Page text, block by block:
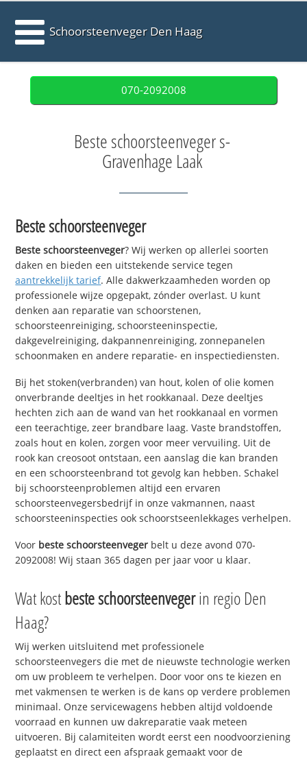
Schoorsteenveger Den Haag
070-2092008
Beste schoorsteenveger s-
Gravenhage Laak
Beste schoorsteenveger
Beste schoorsteenveger? Wij werken op allerlei soorten
daken en bieden een uitstekende service tegen
aantrekkelijk tarief. Alle dakwerkzaamheden worden op
professionele wijze opgepakt, zónder overlast. U kunt
denken aan reparatie van schoorstenen,
schoorsteenreiniging, schoorsteeninspectie,
dakgevelreiniging, dakpannenreiniging, zonnepanelen
schoonmaken en andere reparatie- en inspectiediensten.
Bij het stoken(verbranden) van hout, kolen of olie komen
onverbrande deeltjes in het rookkanaal. Deze deeltjes
hechten zich aan de wand van het rookkanaal en vormen
een teerachtige, zeer brandbare laag. Vaste brandstoffen,
zoals hout en kolen, zorgen voor meer vervuiling. Uit de
rook kan creosoot ontstaan, een aanslag die kan branden
en een schoorsteenbrand tot gevolg kan hebben. Schakel
bij schoorsteenproblemen altijd een ervaren
schoorsteenvegersbedrijf in onze vakmannen, naast
schoorsteeninspecties ook schoorstseenlekkages verhelpen.
Voor beste schoorsteenveger belt u deze avond 070-
2092008! Wij staan 365 dagen per jaar voor u klaar.
Wat kostbeste schoorsteenvegerin regio Den
Haag?
Wij werken uitsluitend met professionele
schoorsteenvegers die met de nieuwste technologie werken
om uw probleem te verhelpen. Door voor ons te kiezen en
met vakmensen te werken is de kans op verdere problemen
minimaal. Onze servicewagens hebben altijd voldoende
voorraad en kunnen uw dakreparatie vaak meteen
uitvoeren. Bij calamiteiten wordt eerst een noodvoorziening
geplaatst en direct een afspraak gemaakt voor de